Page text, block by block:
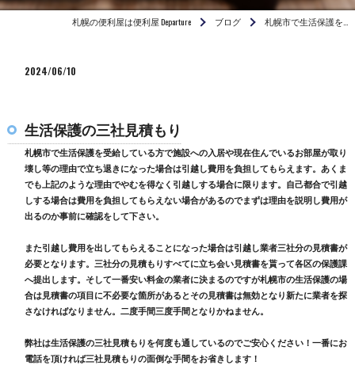
札幌の便利屋は便利屋 Departure ブログ 札幌市で生活保護を…
2024/06/10
生活保護の三社見積もり
札幌市で生活保護を受給している方で施設への入居や現在住んでいるお部屋が取り
壊し等の理由で立ち退きになった場合は引越し費用を負担してもらえます。あくま
でも上記のような理由でやむを得なく引越しする場合に限ります。自己都合で引越
しする場合は費用を負担してもらえない場合があるのでまずは理由を説明し費用が
出るのか事前に確認をして下さい。
また引越し費用を出してもらえることになった場合は引越し業者三社分の見積書が
必要となります。三社分の見積もりすべてに立ち会い見積書を貰って各区の保護課
へ提出します。そして一番安い料金の業者に決まるのですが札幌市の生活保護の場
合は見積書の項目に不必要な箇所があるとその見積書は無効となり新たに業者を探
さなければなりません。二度手間三度手間となりかねません。
弊社は生活保護の三社見積もりを何度も通しているのでご安心ください！一番にお
電話を頂ければ三社見積もりの面倒な手間をお省きします！